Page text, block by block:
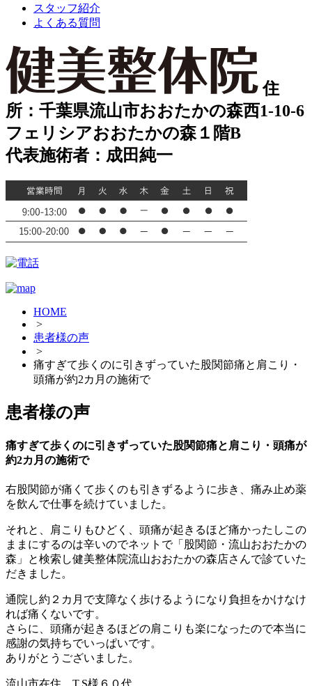
スタッフ紹介
よくある質問
住
所：千葉県流山市おおたかの森西1-10-6
フェリシアおおたかの森１階B
代表施術者：成田純一
HOME
>
患者様の声
>
痛すぎて歩くのに引きずっていた股関節痛と肩こり・
頭痛が約2カ月の施術で
患者様の声
痛すぎて歩くのに引きずっていた股関節痛と肩こり・頭痛が
約2カ月の施術で
右股関節が痛くて歩くのも引きずるように歩き、痛み止め薬
を飲んで仕事を続けていました。
それと、肩こりもひどく、頭痛が起きるほど痛かったしこの
ままにするのは辛いのでネットで「股関節・流山おおたかの
森」と検索し健美整体院流山おおたかの森店さんで診ていた
だきました。
通院し約２カ月で支障なく歩けるようになり負担をかけなけ
れば痛くないです。
さらに、頭痛が起きるほどの肩こりも楽になったので本当に
感謝の気持ちでいっぱいです。
ありがとうございました。
流山市在住 T.S様６０代